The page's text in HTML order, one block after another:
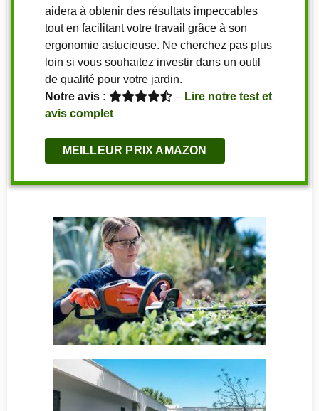
aidera à obtenir des résultats impeccables
tout en facilitant votre travail grâce à son
ergonomie astucieuse. Ne cherchez pas plus
loin si vous souhaitez investir dans un outil
de qualité pour votre jardin.
Notre avis :
– Lire notre test et
avis complet
MEILLEUR PRIX AMAZON